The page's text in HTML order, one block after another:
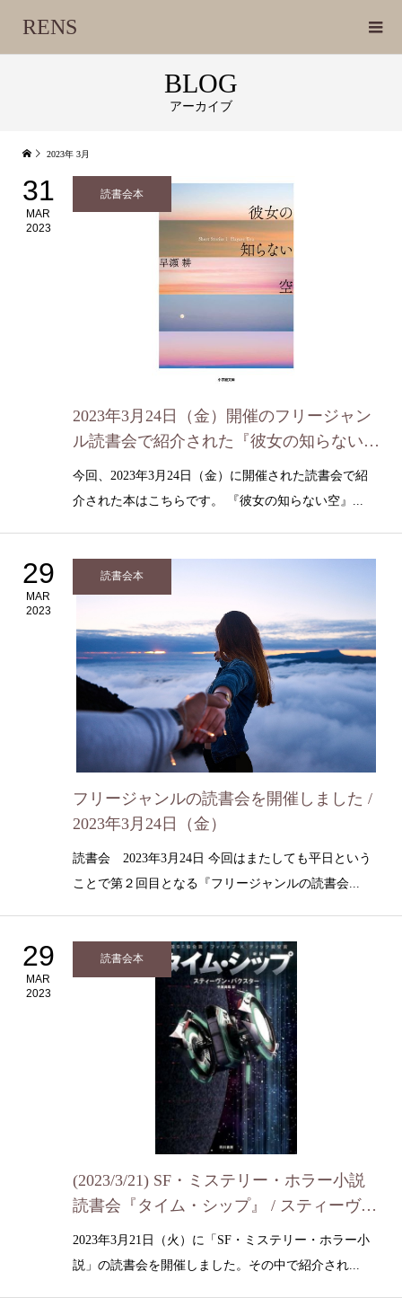
RENS
BLOG
アーカイブ
2023年 3月
31
MAR
2023
読書会本
2023年3月24日（金）開催のフリージャン
ル読書会で紹介された『彼女の知らない
空』/ 早瀬 耕
今回、2023年3月24日（金）に開催された読書会で紹
介された本はこちらです。 『彼女の知らない空』...
29
MAR
2023
読書会本
フリージャンルの読書会を開催しました /
2023年3月24日（金）
読書会 2023年3月24日 今回はまたしても平日という
ことで第２回目となる『フリージャンルの読書会...
29
MAR
2023
読書会本
(2023/3/21) SF・ミステリー・ホラー小説
読書会『タイム・シップ』 / スティーヴ
ン・バクスター
2023年3月21日（火）に「SF・ミステリー・ホラー小
説」の読書会を開催しました。その中で紹介され...